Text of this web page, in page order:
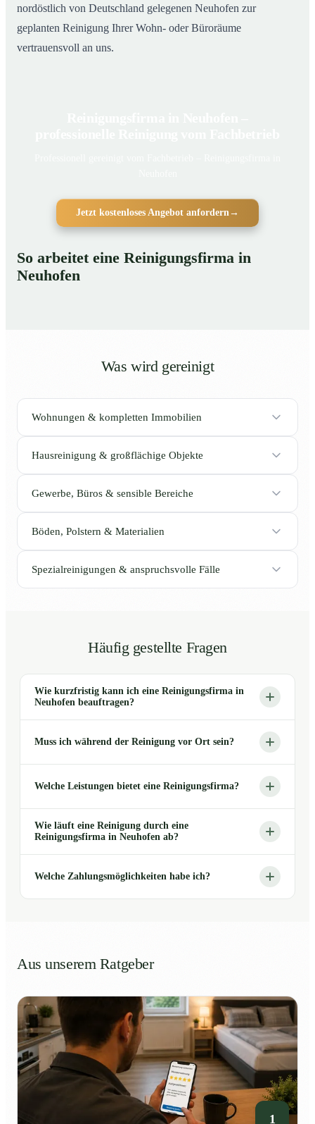
nordöstlich von Deutschland gelegenen Neuhofen zur
geplanten Reinigung Ihrer Wohn- oder Büroräume
vertrauensvoll an uns.
Jetzt kostenloses Angebot anfordern→
So arbeitet eine Reinigungsfirma in
Neuhofen
Was wird gereinigt
Wohnungen & kompletten Immobilien
Hausreinigung & großflächige Objekte
Gewerbe, Büros & sensible Bereiche
Böden, Polstern & Materialien
Spezialreinigungen & anspruchsvolle Fälle
Häufig gestellte Fragen
Wie kurzfristig kann ich eine Reinigungsfirma in
Neuhofen beauftragen?
Muss ich während der Reinigung vor Ort sein?
Welche Leistungen bietet eine Reinigungsfirma?
Wie läuft eine Reinigung durch eine
Reinigungsfirma in Neuhofen ab?
Welche Zahlungsmöglichkeiten habe ich?
Aus unserem Ratgeber
1